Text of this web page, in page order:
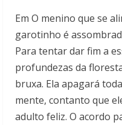
Em O menino que se
garotinho é
Para tentar dar fim a
profundezas da
bruxa. Ela apagará
mente, contanto que
adulto feliz. O acordo